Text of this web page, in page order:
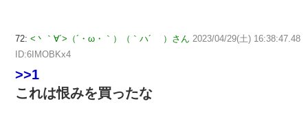
72: <丶｀∀´>（´・ω・｀）（｀ハ´ ）さん 2023/04/29(土) 16:38:47.48
ID:6IMOBKx4
>>1
これは恨みを買ったな